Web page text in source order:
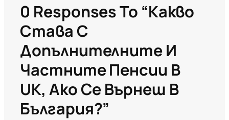
0 Responses To “Какво
Става С
Допълнителните И
Частните Пенсии В
UK, Ако Се Върнеш В
България?”